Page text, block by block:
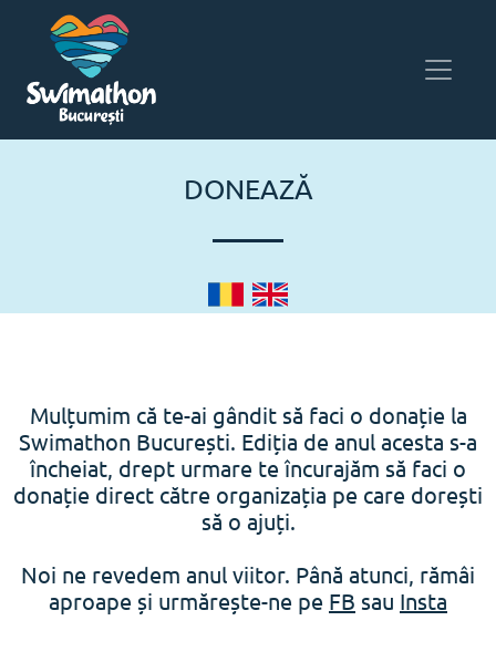
DONEAZĂ
Mulțumim că te-ai gândit să faci o donație la
Swimathon București. Ediția de anul acesta s-a
încheiat, drept urmare te încurajăm să faci o
donație direct către organizația pe care dorești
să o ajuți.
Noi ne revedem anul viitor. Până atunci, rămâi
aproape și urmărește-ne pe FB sau Insta